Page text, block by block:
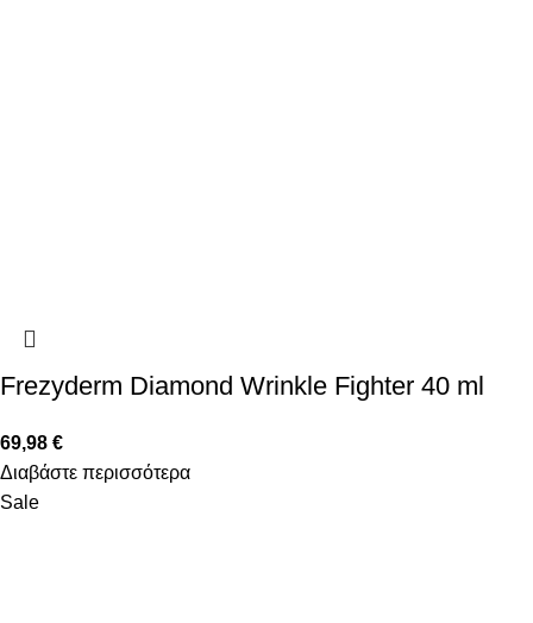
Frezyderm Diamond Wrinkle Fighter 40 ml
69,98 €
Διαβάστε περισσότερα
Sale